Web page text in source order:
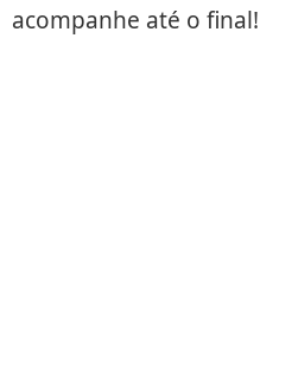
acompanhe até o final!